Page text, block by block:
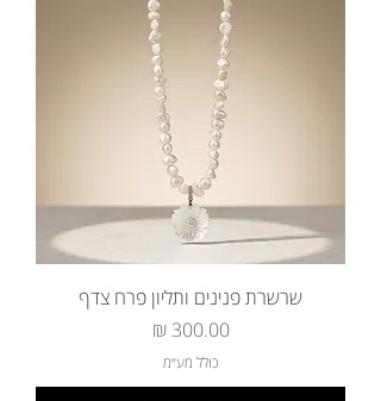
שרשרת פנינים ותליון פרח צדף
מחיר‏300.00 ‏₪
כולל מע״מ